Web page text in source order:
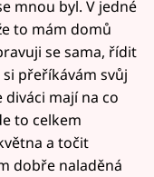
mnou byl. V jedné
to mám domů
se sama, řídit
přeříkávám svůj
mají na co
to celkem
a točit
dobře naladěná